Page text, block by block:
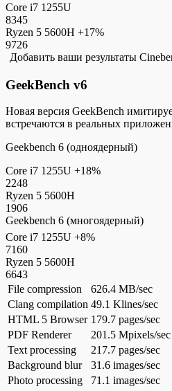
Core i7 1255U
8345
Ryzen 5 5600H +17%
9726
Добавить ваши результаты
GeekBench v6
Новая версия GeekBench
встречаются в реальных
Geekbench 6 (одноядерный)
Core i7 1255U +18%
2248
Ryzen 5 5600H
1906
Geekbench 6 (многоядерный)
Core i7 1255U +8%
7160
Ryzen 5 5600H
6643
File compression
626.4 MB/sec
Clang compilation 49.1 Klines/sec
HTML 5 Browser 179.7 pages/sec
PDF Renderer
201.5 Mpixels/sec
Text processing
217.7 pages/sec
Background blur
31.6 images/sec
Photo processing
71.1 images/sec